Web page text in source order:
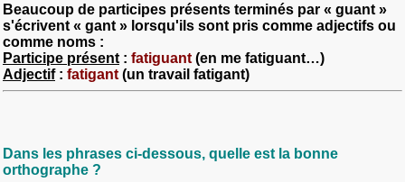
Beaucoup de participes présents terminés par « guant »
s'écrivent « gant » lorsqu'ils sont pris comme adjectifs ou
comme noms :
Participe présent : fatiguant (en me fatiguant…)
Adjectif: fatigant (un travail fatigant)
Dans les phrases ci-dessous, quelle est la bonne
orthographe ?